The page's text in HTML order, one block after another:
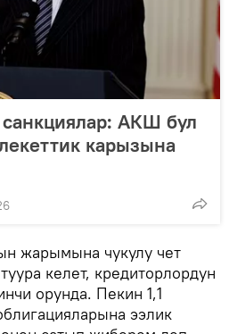
АКШ бул
карызына
жарымына чукулу чет
келет, кредиторлордун
орунда. Пекин 1,1
ээлик